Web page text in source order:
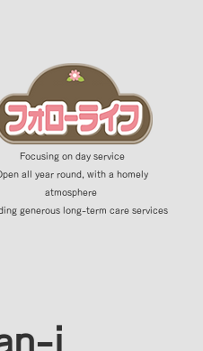
Focusing on day service
all year round, with a homely
atmosphere​
generous long-term care services
i